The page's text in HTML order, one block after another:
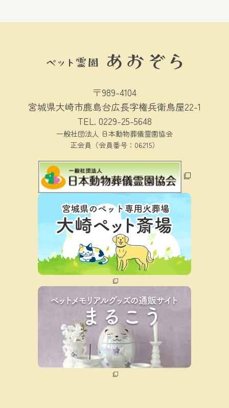
〒989-4104
宮城県大崎市鹿島台広長字権兵衛鳥屋22-1
TEL. 0229-25-5648
一般社団法人 日本動物葬儀霊園協会
正会員（会員番号：06215）